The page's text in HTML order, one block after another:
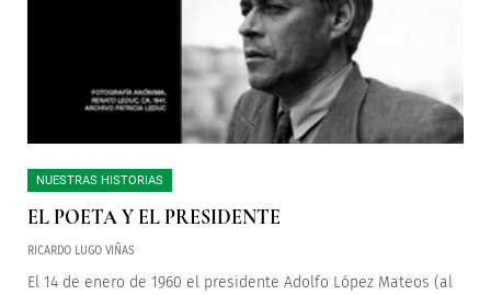
NUESTRAS HISTORIAS
EL POETA Y EL PRESIDENTE
RICARDO LUGO VIÑAS
El 14 de enero de 1960 el presidente Adolfo López Mateos (al